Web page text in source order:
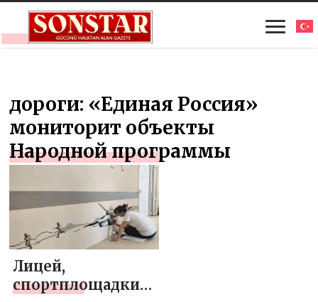
дороги: «Единая Россия»
мониторит объекты
Народной программы
Лицей,
спортплощадки,